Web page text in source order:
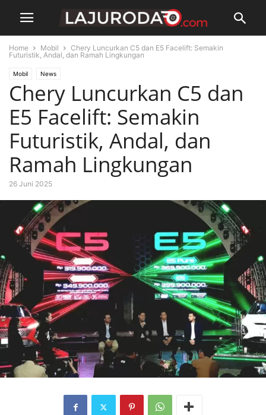
Home Mobil
Chery Luncurkan C5 dan E5 Facelift: Semakin
Futuristik, Andal, dan Ramah Lingkungan
Mobil News
Chery Luncurkan C5 dan
E5 Facelift: Semakin
Futuristik, Andal, dan
Ramah Lingkungan
26 Juni 2025